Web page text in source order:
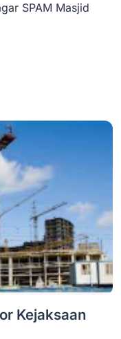
SPAM Masjid
Kejaksaan